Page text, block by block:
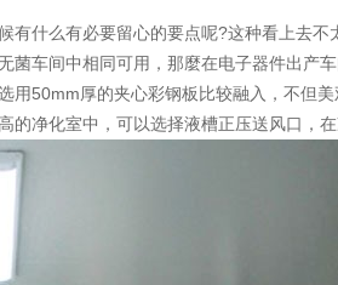
什么有必要留心的要点呢?这种看上去
车间中相同可用，那麼在电子器件出产
50mm厚的夹心彩钢板比较融入，不但
净化室中，可以选择液槽正压送风口，